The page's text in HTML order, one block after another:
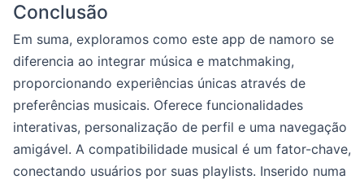
Conclusão
Em suma, exploramos como este app de namoro se
diferencia ao integrar música e matchmaking,
proporcionando experiências únicas através de
preferências musicais. Oferece funcionalidades
interativas, personalização de perfil e uma navegação
amigável. A compatibilidade musical é um fator-chave,
conectando usuários por suas playlists. Inserido numa